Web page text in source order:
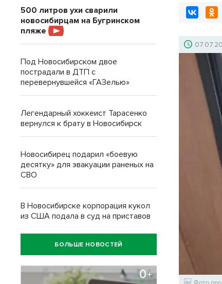
500 литров ухи сварили
новосибирцам на Бугринском
пляже
Под Новосибирском двое
пострадали в ДТП с
перевернувшейся «ГАЗелью»
Легендарный хоккеист Тарасенко
вернулся к брату в Новосибирск
Новосибирец подарил «боевую
десятку» для эвакуации раненых на
СВО
В Новосибирске корпорация кукол
из США подала в суд на приставов
БОЛЬШЕ НОВОСТЕЙ